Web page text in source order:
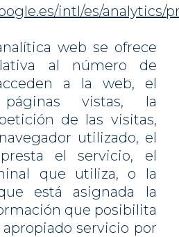
intl/es/analytics/
web se ofrece
al número de
a la web, el
vistas, la
de las visitas,
utilizado, el
el servicio, el
que utiliza, o la
está asignada la
que posibilita
servicio por